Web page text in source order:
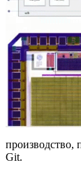
производство,
Git.